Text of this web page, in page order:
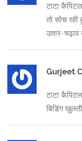
टाटा
तो सोच
उतार-चढ़ाव
Gurjeet
टाटा
बिडिंग